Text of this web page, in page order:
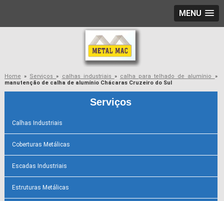
MENU
Home » Serviços» calhas industriais » calha para telhado de alumínio »
manutenção de calha de alumínio Chácaras Cruzeiro do Sul
Serviços
Calhas Industriais
Coberturas Metálicas
Escadas Industriais
Estruturas Metálicas